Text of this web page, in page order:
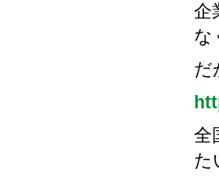
企
な
だ
全
た